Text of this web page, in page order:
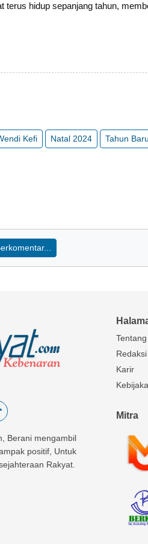
terus hidup sepanjang tahun,
Kefi Natal 2024 Tahun
Berani mengambil
positif, Untuk
Rakyat.
Redaksi
Karir
Mitra